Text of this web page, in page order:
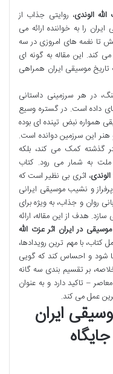
الوندی، روایتی جذاب از
را به خواننده ارائه می
تا نغمه های امروزی در سه
کند. این مقاله به گونه ای
موسیقی ایران همراهی
در هر سرزمینی داستانی
داده است. در گستره وسیع
همواره نبض تپنده ای بوده
این سرزمین دوانده است.
گذشته کمک می کند، بلکه
به شمار می رود. کتاب
، اثری بی نظیر است که
و نشیب موسیقی ایرانی
روان و جذاب، به ویژه برای
هدف از این مقاله، ارائه
در ایران اثر عزت الله
کتاب، با مهم ترین رویدادها،
شود و احساس کند که گویی
بر تقسیم بندی سه گانه
– تاکید دارد و به عنوان
عمل می کند.
ایران